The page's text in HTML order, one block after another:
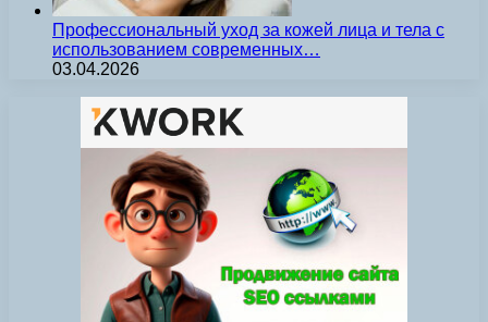
Профессиональный уход за кожей лица и тела с
использованием современных…
03.04.2026